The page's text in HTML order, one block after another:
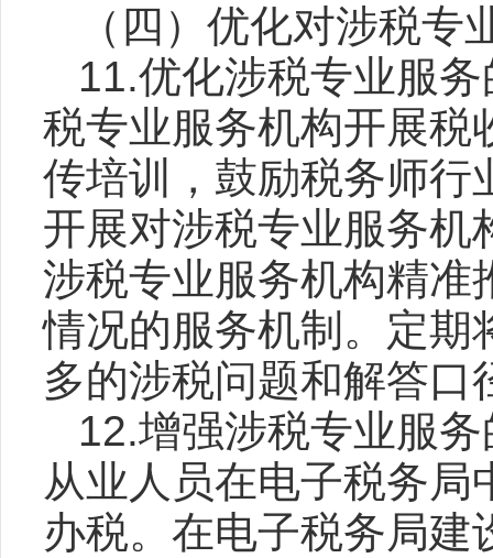
（四）优化对涉税
11.优化涉税专业服
税专业服务机构开展税
传培训，鼓励税务师行
开展对涉税专业服务机
涉税专业服务机构精准
情况的服务机制。定期
多的涉税问题和解答
12.增强涉税专业服
从业人员在电子税务局
办税。在电子税务局